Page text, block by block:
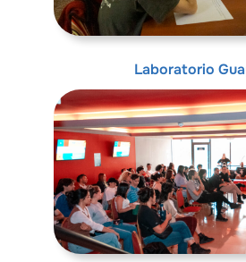
Laboratorio